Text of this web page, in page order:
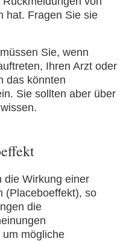
hat. Fragen Sie sie
Sie, wenn
Ihren Arzt oder
das könnten
Sie sollten aber über
die Wirkung einer
(Placeboeffekt), so
die
mögliche